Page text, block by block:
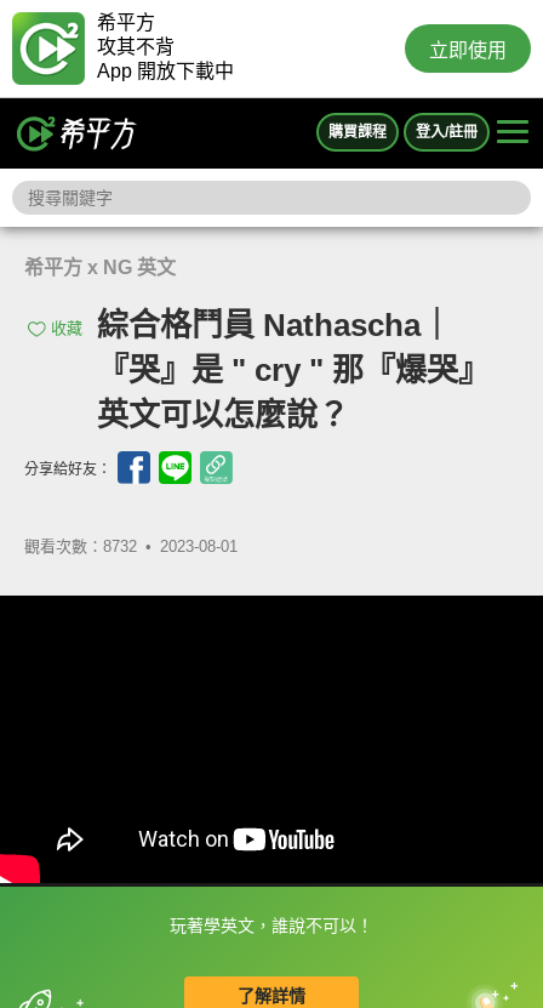
希平方
攻其不背
App 開放下載中
立即使用
購買課程 登入/註冊
希平方 x NG 英文
收藏
綜合格鬥員 Nathascha｜
『哭』是 " cry " 那『爆哭』
英文可以怎麼說？
分享給好友：
觀看次數：8732 • 2023-08-01
玩著學英文，誰說不可以！
了解詳情
框選或點兩下字幕可以直接查字典喔！